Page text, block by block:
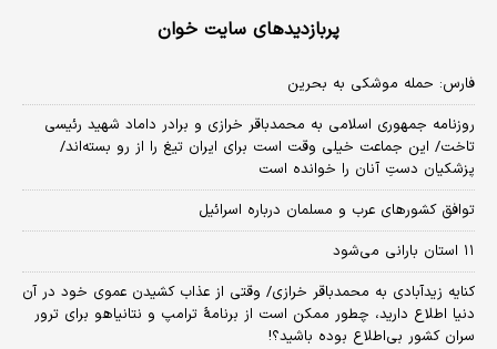
پربازدیدهای سایت خوان
فارس: حمله موشکی به بحرین
روزنامه جمهوری اسلامی به محمدباقر خرازی و برادر داماد شهید رئیسی
تاخت/ این جماعت خیلی وقت است برای ایران تیغ را از رو بسته‌اند/
پزشکیان دستِ آنان را خوانده است
توافق کشورهای عرب و مسلمان درباره اسرائیل
۱۱ استان بارانی می‌شود
کنایه زیدآبادی به محمدباقر خرازی/ وقتی از عذاب کشیدن عموی خود در آن
دنیا اطلاع دارید، چطور ممکن است از برنامهٔ ترامپ و نتانیاهو برای ترور
سران کشور بی‌اطلاع بوده باشید؟!